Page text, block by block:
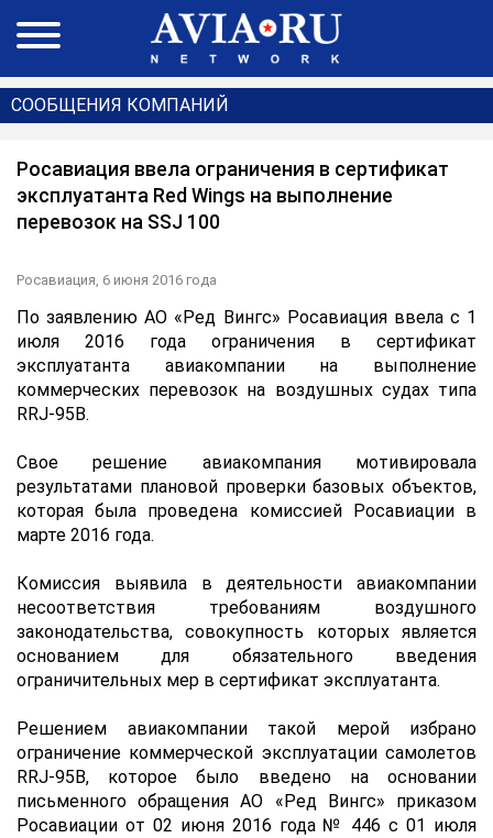
СООБЩЕНИЯ КОМПАНИЙ
Росавиация ввела ограничения в сертификат
эксплуатанта Red Wings на выполнение
перевозок на SSJ 100
Росавиация, 6 июня 2016 года
По заявлению АО «Ред Вингс» Росавиация ввела с 1
июля 2016 года ограничения в сертификат
эксплуатанта авиакомпании на выполнение
коммерческих перевозок на воздушных судах типа
RRJ-95B.
Свое решение авиакомпания мотивировала
результатами плановой проверки базовых объектов,
которая была проведена комиссией Росавиации в
марте 2016 года.
Комиссия выявила в деятельности авиакомпании
несоответствия требованиям воздушного
законодательства, совокупность которых является
основанием для обязательного введения
ограничительных мер в сертификат эксплуатанта.
Решением авиакомпании такой мерой избрано
ограничение коммерческой эксплуатации самолетов
RRJ-95B, которое было введено на основании
письменного обращения АО «Ред Вингс» приказом
Росавиации от 02 июня 2016 года № 446 с 01 июля